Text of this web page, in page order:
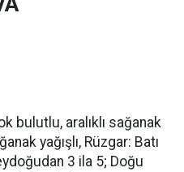
bulutlu, aralıklı sağanak
yağışlı, Rüzgar: Batı
3 ila 5; Doğu